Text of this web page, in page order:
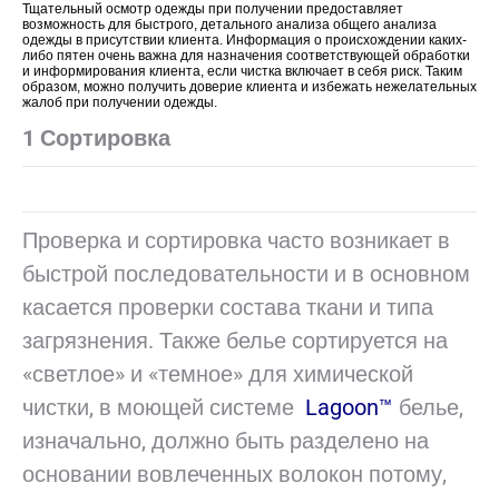
Тщательный осмотр одежды при получении предоставляет
возможность для быстрого, детального анализа общего анализа
одежды в присутствии клиента. Информация о происхождении каких-
либо пятен очень важна для назначения соответствующей обработки
и информирования клиента, если чистка включает в себя риск. Таким
образом, можно получить доверие клиента и избежать нежелательных
жалоб при получении одежды.
1 Сортировка
Проверка и сортировка часто возникает в
быстрой последовательности и в основном
касается проверки состава ткани и типа
загрязнения. Также белье сортируется на
«светлое» и «темное» для химической
чистки, в моющей системе Lagoon™ белье,
изначально, должно быть разделено на
основании вовлеченных волокон потому,